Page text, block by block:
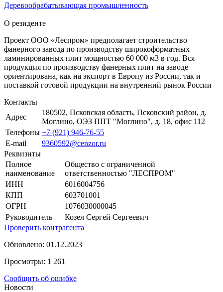
Деревообрабатывающая промышленность
О резиденте
Проект ООО «Леспром» предполагает строительство
фанерного завода по производству широкоформатных
ламинированных плит мощностью 60 000 м3 в год. Вся
продукция по производству фанерных плит на заводе
ориентирована, как на экспорт в Европу из России, так и
поставкой готовой продукции на внутренний рынок России
Контакты
Адрес
180502, Псковская область, Псковский район, д.
Моглино, ОЭЗ ППТ "Моглино", д. 18, офис 112
Телефоны +7 (921) 946-76-55
E-mail
9360592@cenzor.ru
Реквизиты
Полное
наименование
Общество с ограниченной
ответственностью "ЛЕСПРОМ"
ИНН
6016004756
КПП
603701001
ОГРН
1076030000045
Руководитель
Козел Сергей Сергеевич
Проверить контрагента
Обновлено: 01.12.2023
Просмотры: 1 261
Сообщить об ошибке
Новости